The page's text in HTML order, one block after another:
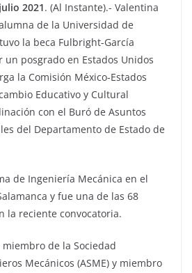
2021. (Al Instante).- Valentina
de la Universidad de
la beca Fulbright-García
un posgrado en Estados Unidos
la Comisión México-Estados
Educativo y Cultural
con el Buró de Asuntos
del Departamento de Estado de
de Ingeniería Mecánica en el
y fue una de las 68
la reciente convocatoria.
de la Sociedad
Mecánicos (ASME) y miembro